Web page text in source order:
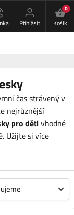
Přihlásit
0
Košík
čas strávený v
nejrůznější
pro dětivhodné
Užijte si více